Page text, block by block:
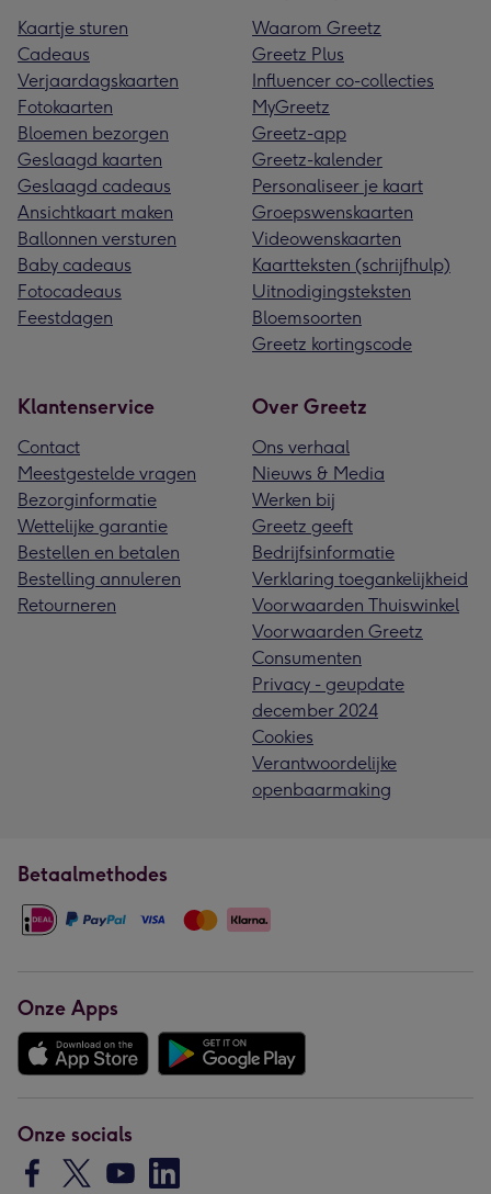
Kaartje sturen
Cadeaus
Verjaardagskaarten
Fotokaarten
Bloemen bezorgen
Geslaagd kaarten
Geslaagd cadeaus
Ansichtkaart maken
Ballonnen versturen
Baby cadeaus
Fotocadeaus
Feestdagen
Waarom Greetz
Greetz Plus
Influencer co-collecties
MyGreetz
Greetz-app
Greetz-kalender
Personaliseer je kaart
Groepswenskaarten
Videowenskaarten
Kaartteksten (schrijfhulp)
Uitnodigingsteksten
Bloemsoorten
Greetz kortingscode
Klantenservice
Contact
Meestgestelde vragen
Bezorginformatie
Wettelijke garantie
Bestellen en betalen
Bestelling annuleren
Retourneren
Over Greetz
Ons verhaal
Nieuws & Media
Werken bij
Greetz geeft
Bedrijfsinformatie
Verklaring toegankelijkheid
Voorwaarden Thuiswinkel
Voorwaarden Greetz
Consumenten
Privacy - geupdate
december 2024
Cookies
Verantwoordelijke
openbaarmaking
Betaalmethodes
Onze Apps
Onze socials